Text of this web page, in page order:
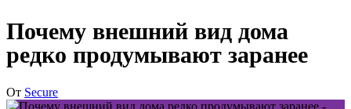
Почему внешний вид дома
редко продумывают заранее
От Secure